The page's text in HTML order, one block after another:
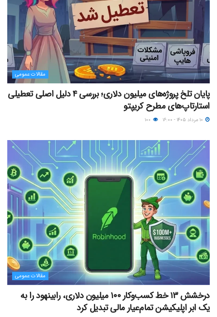
مقالات عمومی
پایان تلخ پروژه‌های میلیون دلاری؛ بررسی ۴ دلیل اصلی تعطیلی
استارتاپ‌های مطرح کریپتو
مقالات عمومی
درخشش ۱۳ خط کسب‌وکار ۱۰۰ میلیون دلاری، رابینهود را به
یک ابر اپلیکیشن تمام‌عیار مالی تبدیل کرد